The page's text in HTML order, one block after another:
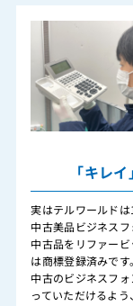
「キレ
実はテルワールドは
中古美品ビジネスフ
中古品をリファー
は商標登録済みです。
中古のビジネスフ
っていただけるよう、